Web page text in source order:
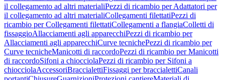
il collegamento ad altri materialiPezzi di ricambio per Adattatori per
il collegamento ad altri materialiCollegamenti filettatiPezzi di
ricambio per Collegamenti filettatiCollegamenti a flangiaColletti di
fissaggioAllacciamenti agli apparecchiPezzi di ricambio per
Allacciamenti agli apparecchiCurve tecnichePezzi di ricambio per
Curve tecnicheManicotti di raccordoPezzi di ricambio per Manicotti
di raccordoSifoni a chiocciolaPezzi di ricambio per Sifoni a
chiocciolaAccessoriBraccialettiFissaggi per braccialettiCanali